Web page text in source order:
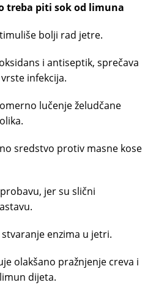
treba piti sok od limuna
bolji rad jetre.
i antiseptik, sprečava
infekcija.
lučenje želudčane
sredstvo protiv masne kose
jer su slični
enzima u jetri.
olakšano pražnjenje creva i
dijeta.